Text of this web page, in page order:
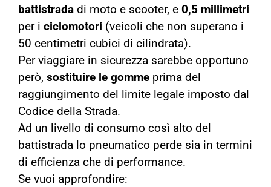
battistrada di moto e scooter, e 0,5 millimetri
per i ciclomotori (veicoli che non superano i
50 centimetri cubici di cilindrata).
Per viaggiare in sicurezza sarebbe opportuno
però, sostituire le gomme prima del
raggiungimento del limite legale imposto dal
Codice della Strada.
Ad un livello di consumo così alto del
battistrada lo pneumatico perde sia in termini
di efficienza che di performance.
Se vuoi approfondire: